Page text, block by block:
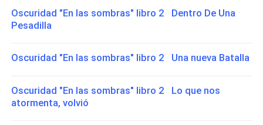
Oscuridad "En las sombras" libro 2 Dentro De Una
Pesadilla
Oscuridad "En las sombras" libro 2 Una nueva Batalla
Oscuridad "En las sombras" libro 2 Lo que nos
atormenta, volvió